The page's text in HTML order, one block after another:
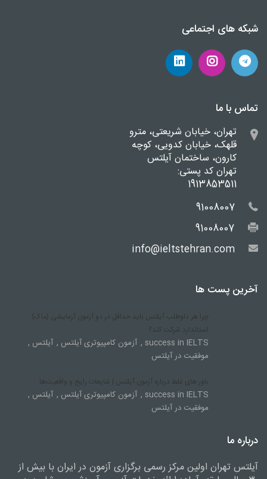
شبکه های اجتماعی
تماس با ما
تهران، خیابان شریعتی، مترو
قلهک، خیابان کدویی، کوچه
کارون، ساختمان آیلتس
تهران کد پستی:
1913853511
91008007
91008007
info@ieltstehran.com
آخرین پست ها
چرا هر داوطلب آیلتس باید حداقل در دو آزمون آزمایشی (ماک)
استاندارد شرکت کند؟
success in IELTS
, آزمون کامپیوتری آیلتس , آیلتس ,
موفقیت در آیلتس
باور های غلط درباره آزمون آیلتس | شایعات رایج و واقعیت‌ها
success in IELTS
, آزمون کامپیوتری آیلتس , آیلتس ,
موفقیت در آیلتس
درباره ما
آیلتس تهران اولین مرکز رسمی برگزاری آزمون در ایران با بیش از